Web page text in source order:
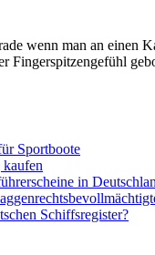
wenn man an einen
Fingerspitzengefühl
Sportboote
in
Schiffsregister?